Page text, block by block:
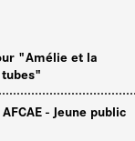
"Amélie et la
- Jeune public